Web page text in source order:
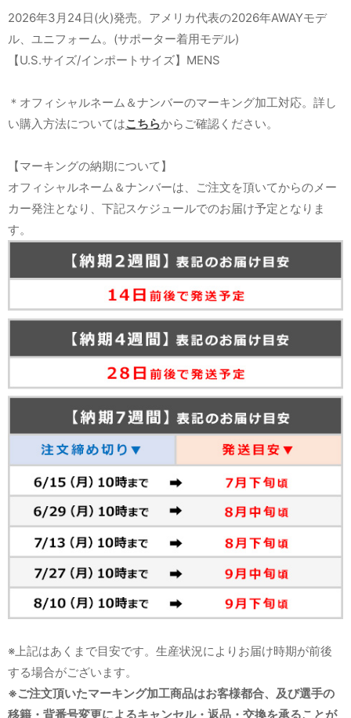
2026年3月24日(火)発売。アメリカ代表の2026年AWAYモデ
ル、ユニフォーム。(サポーター着用モデル)
【U.S.サイズ/インポートサイズ】MENS
＊オフィシャルネーム＆ナンバーのマーキング加工対応。詳し
い購入方法についてはこちらからご確認ください。
【マーキングの納期について】
オフィシャルネーム＆ナンバーは、ご注文を頂いてからのメー
カー発注となり、下記スケジュールでのお届け予定となりま
す。
※上記はあくまで目安です。生産状況によりお届け時期が前後
する場合がございます。
※ご注文頂いたマーキング加工商品はお客様都合、及び選手の
移籍・背番号変更によるキャンセル・返品・交換を承ることが